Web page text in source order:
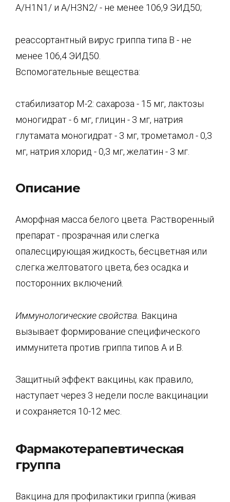
A/H1N1/ и A/H3N2/ - не менее 106,9 ЭИД50;
реассортантный вирус гриппа типа В - не
менее 106,4 ЭИД50.
Вспомогательные вещества:
стабилизатор М-2: сахароза - 15 мг, лактозы
моногидрат - 6 мг, глицин - 3 мг, натрия
глутамата моногидрат - 3 мг, трометамол - 0,3
мг, натрия хлорид - 0,3 мг, желатин - 3 мг.
Описание
Аморфная масса белого цвета. Растворенный
препарат - прозрачная или слегка
опалесцирующая жидкость, бесцветная или
слегка желтоватого цвета, без осадка и
посторонних включений.
Иммунологические свойства. Вакцина
вызывает формирование специфического
иммунитета против гриппа типов А и В.
Защитный эффект вакцины, как правило,
наступает через 3 недели после вакцинации
и сохраняется 10-12 мес.
Фармакотерапевтическая
группа
Вакцина для профилактики гриппа (живая